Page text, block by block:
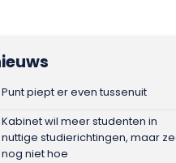
Punt piept er even tussenuit
Kabinet wil meer studenten in
nuttige studierichtingen, maar
nog niet hoe